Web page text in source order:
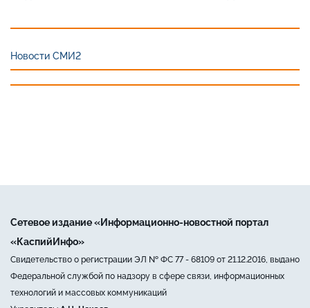
Новости СМИ2
Сетевое издание «Информационно-новостной портал
«КаспийИнфо»
Свидетельство о регистрации ЭЛ № ФС 77 - 68109 от 21.12.2016, выдано
Федеральной службой по надзору в сфере связи, информационных
технологий и массовых коммуникаций